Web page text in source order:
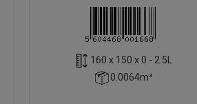
160 x 150 x 0 - 2.5L
0.0064m³